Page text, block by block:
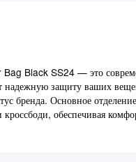
Black SS24 — это
надежную защиту ваших
бренда. Основное
кроссбоди, обеспечивая